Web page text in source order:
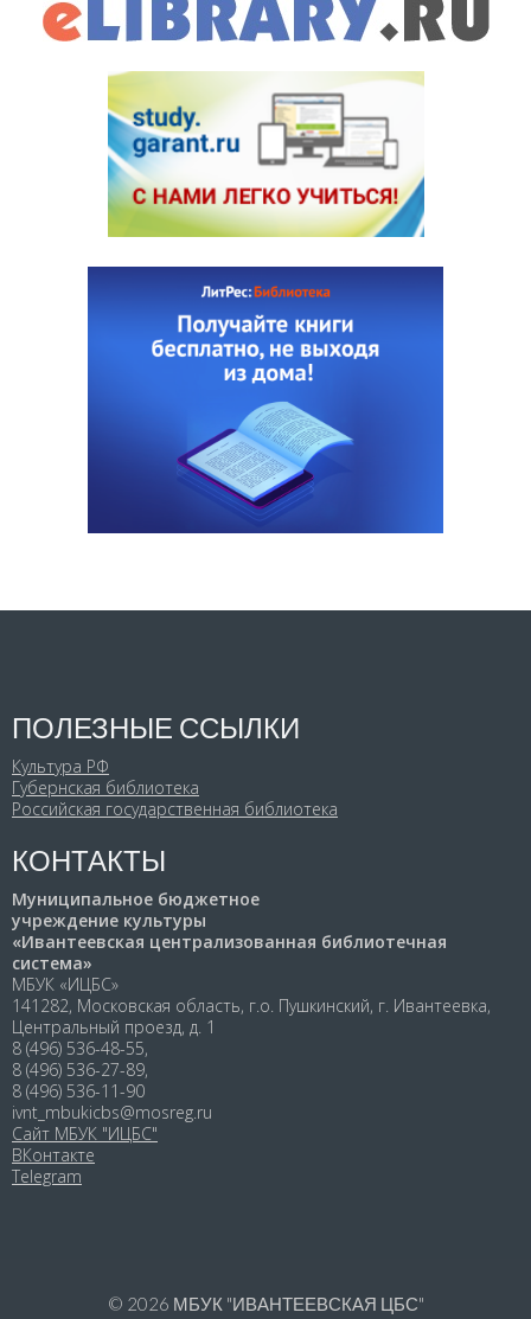
ПОЛЕЗНЫЕ ССЫЛКИ
Культура РФ
Губернская библиотека
Российская государственная библиотека
КОНТАКТЫ
Муниципальное бюджетное
учреждение культуры
«Ивантеевская централизованная библиотечная
система»
МБУК «ИЦБС»
141282, Московская область, г.о. Пушкинский, г. Ивантеевка,
Центральный проезд, д. 1
8 (496) 536-48-55,
8 (496) 536-27-89,
8 (496) 536-11-90
ivnt_mbukicbs@mosreg.ru
Сайт МБУК "ИЦБС"
ВКонтакте
Telegram
© 2026 МБУК "ИВАНТЕЕВСКАЯ ЦБС"